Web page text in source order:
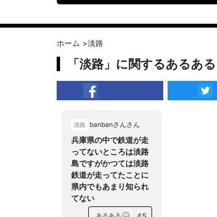
ホーム >淡路
「淡路」に関するあるある
淡路 banbanさんさん
兵庫県の中で鉄道が走
ってないところは淡路
島ですがかつては淡路
鉄道が走ってたことに
県内でもあまり知られ
てない